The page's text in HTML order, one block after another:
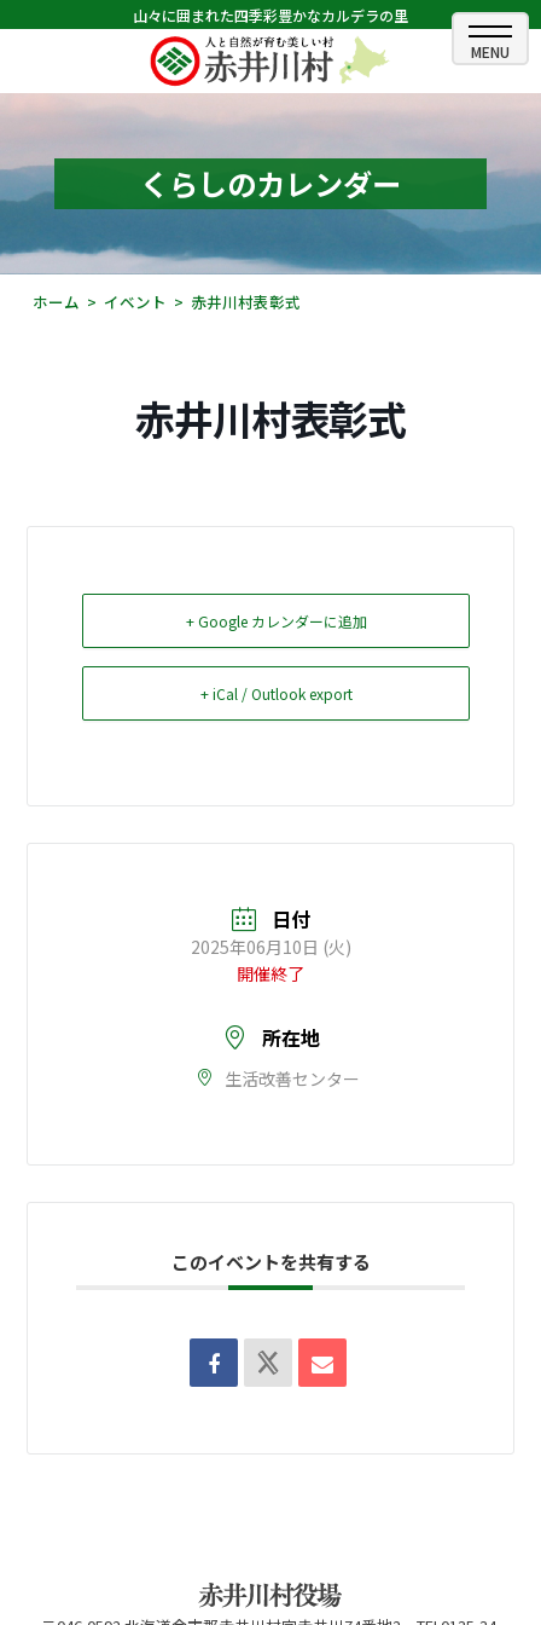
山々に囲まれた四季彩豊かなカルデラの里
ホーム
むらのできごと
むらのプロフィール
くらしの情報
観光・イベント情報
くらしのカレンダー
ホーム イベント 赤井川村表彰式
赤井川村表彰式
+ Google カレンダーに追加
+ iCal / Outlook export
日付
2025年06月10日 (火)
開催終了
所在地
生活改善センター
このイベントを共有する